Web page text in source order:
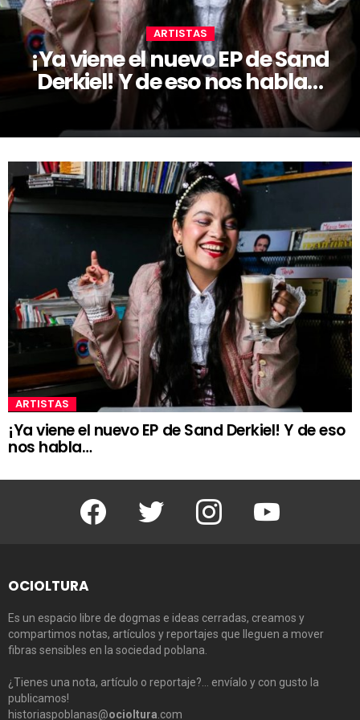
ARTISTAS
¡Ya viene el nuevo EP de Sand
Derkiel! Y de eso nos habla…
ARTISTAS
¡Ya viene el nuevo EP de Sand Derkiel! Y de eso
nos habla…
Facebook Twitter Instagram Youtube
OCIOLTURA
Es un espacio libre de dogmas e ideas cerradas, creamos y
compartimos notas, artículos y reportajes que lleguen a mover
fibras sensibles en la sociedad poblana.
¿Tienes una nota, artículo o reportaje?… envíalo y con gusto la
publicamos!
historiaspoblanas@ocioltura .com